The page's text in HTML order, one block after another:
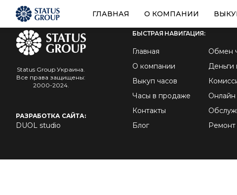
ГЛАВНАЯ О КОМПАНИИ
Status Group Украина.
Все права защищены:
2000-2024.
РАЗРАБОТКА САЙТА:
DUOL studio
БЫСТРАЯ НАВИГАЦИЯ:
Главная
О компании
Выкуп часов
Часы в продаже
Контакты
Блог
Обмен
Деньги
Онлайн
Ремонт